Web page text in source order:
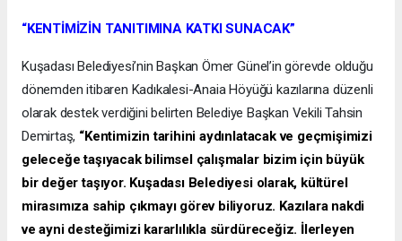
“KENTİMİZİN TANITIMINA KATKI SUNACAK”
Kuşadası Belediyesi’nin Başkan Ömer Günel’in görevde olduğu
dönemden itibaren Kadıkalesi-Anaia Höyüğü kazılarına düzenli
olarak destek verdiğini belirten Belediye Başkan Vekili Tahsin
Demirtaş, “Kentimizin tarihini aydınlatacak ve geçmişimizi
geleceğe taşıyacak bilimsel çalışmalar bizim için büyük
bir değer taşıyor. Kuşadası Belediyesi olarak, kültürel
mirasımıza sahip çıkmayı görev biliyoruz. Kazılara nakdi
ve ayni desteğimizi kararlılıkla sürdüreceğiz. İlerleyen